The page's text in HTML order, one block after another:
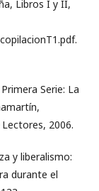
Libros I y II,
Serie: La
2006.
y liberalismo:
durante el